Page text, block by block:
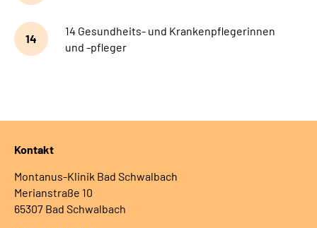
14
14 Gesundheits- und Krankenpflegerinnen
und -pfleger
Kontakt
Montanus-Klinik Bad Schwalbach
Merianstraße 10
65307 Bad Schwalbach